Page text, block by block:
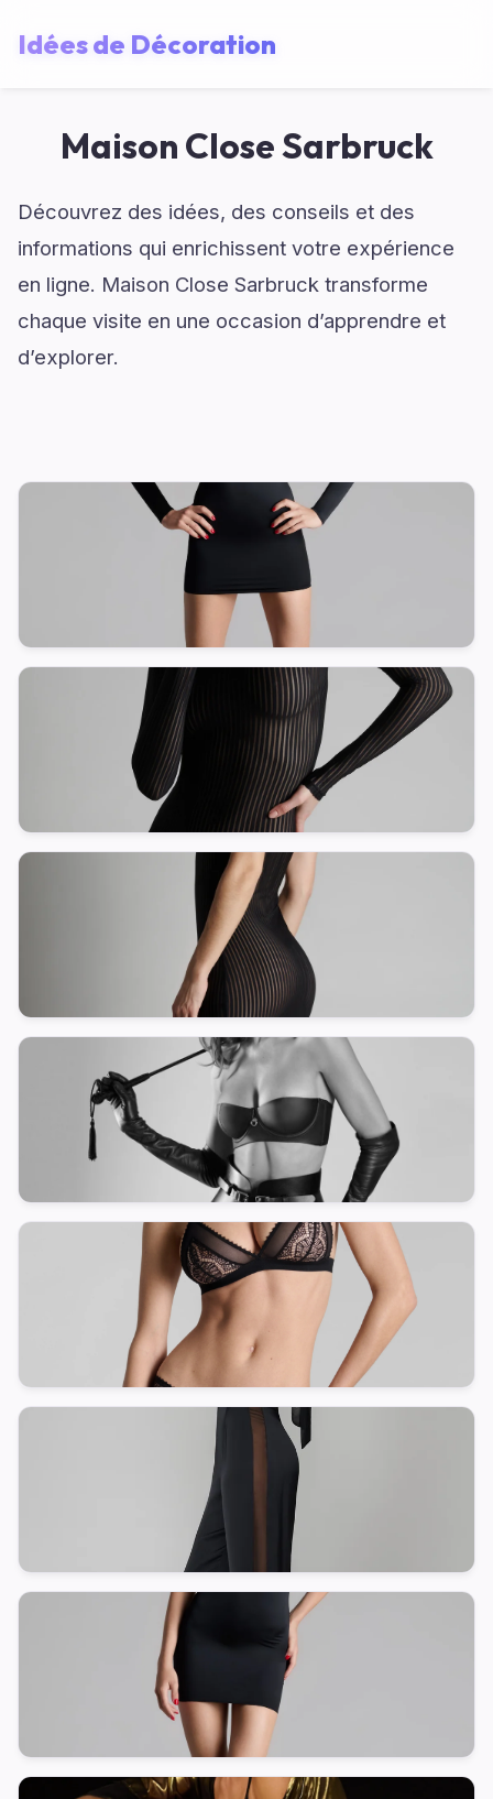
Idées de Décoration
Maison Close Sarbruck
Découvrez des idées, des conseils et des
informations qui enrichissent votre expérience
en ligne. Maison Close Sarbruck transforme
chaque visite en une occasion d’apprendre et
d’explorer.